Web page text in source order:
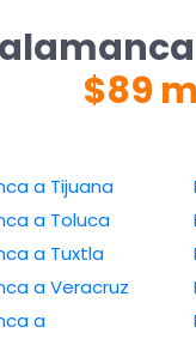
$89
a Tijuana
a Toluca
a Tuxtla
a Veracruz
a